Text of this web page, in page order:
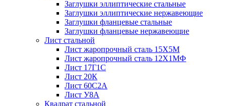
Заглушки эллиптические стальные
Заглушки эллиптические нержавеющие
Заглушки фланцевые стальные
Заглушки фланцевые нержавеющие
Лист стальной
Лист жаропрочный сталь 15Х5М
Лист жаропрочный сталь 12Х1МФ
Лист 17Г1С
Лист 20К
Лист 60С2А
Лист У8А
Квадрат стальной